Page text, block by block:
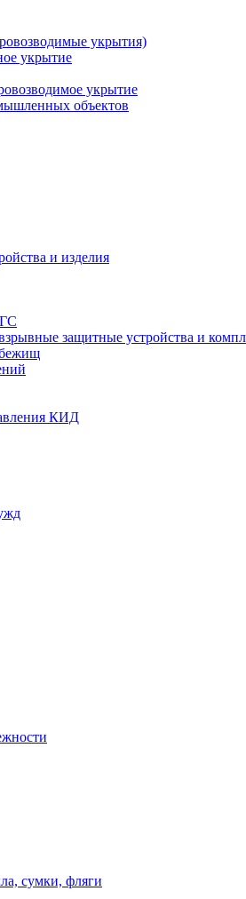
укрытия)
укрытие
укрытие
объектов
и изделия
защитные устройства и
КИД
сумки, фляги